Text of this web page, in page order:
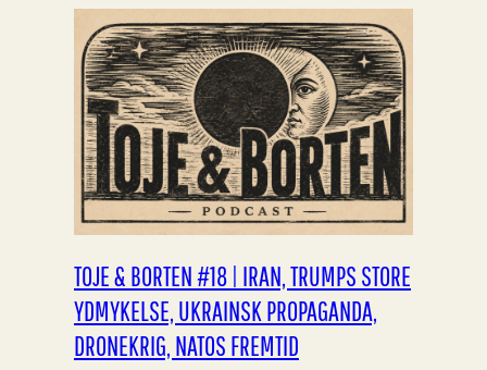
TOJE & BORTEN #18 | IRAN, TRUMPS STORE
YDMYKELSE, UKRAINSK PROPAGANDA,
DRONEKRIG, NATOS FREMTID